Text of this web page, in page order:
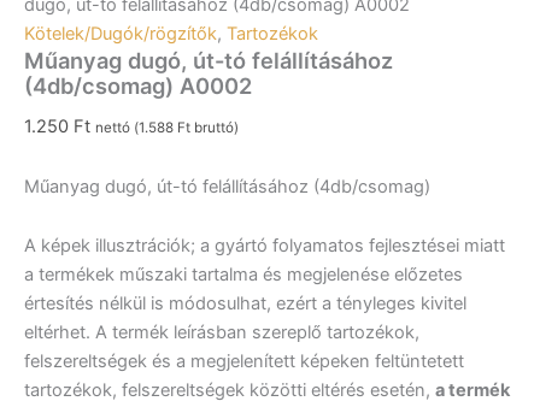
dugó, út-tó felállításához (4db/csomag) A0002
Kötelek/Dugók/rögzítők, Tartozékok
Műanyag dugó, út-tó felállításához
(4db/csomag) A0002
1.250 Ft nettó (1.588 Ft bruttó)
Műanyag dugó, út-tó felállításához (4db/csomag)
A képek illusztrációk; a gyártó folyamatos fejlesztései miatt
a termékek műszaki tartalma és megjelenése előzetes
értesítés nélkül is módosulhat, ezért a tényleges kivitel
eltérhet. A termék leírásban szereplő tartozékok,
felszereltségek és a megjelenített képeken feltüntetett
tartozékok, felszereltségek közötti eltérés esetén, a termék